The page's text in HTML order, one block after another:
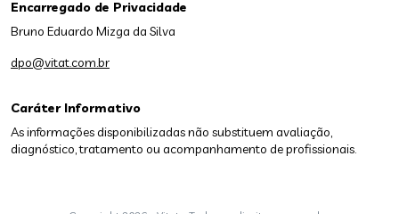
Caráter Informativo
As informações disponibilizadas não substituem avaliação,
diagnóstico, tratamento ou acompanhamento de profissionais.
Encarregado de Privacidade
Bruno Eduardo Mizga da Silva
dpo@vitat.com.br